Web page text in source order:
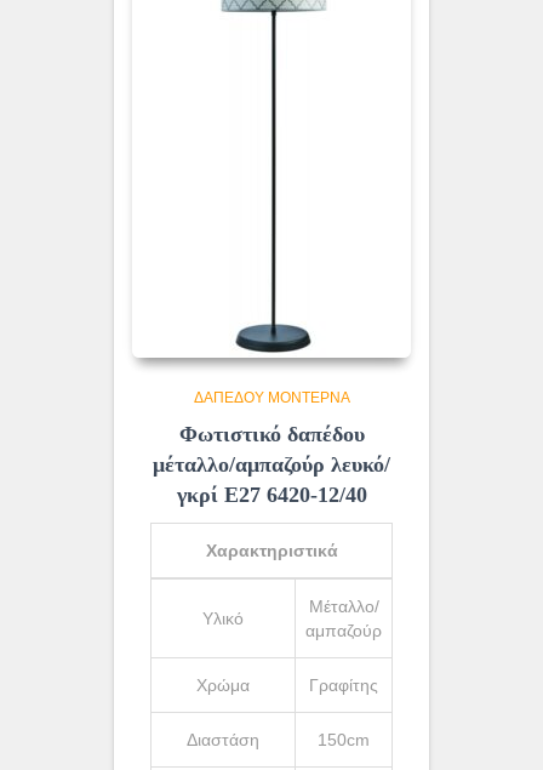
ΔΑΠΈΔΟΥ ΜΟΝΤΈΡΝΑ
Φωτιστικό δαπέδου
μέταλλο/αμπαζούρ λευκό/
γκρί Ε27 6420-12/40
Χαρακτηριστικά
Υλικό
Μέταλλο/
αμπαζούρ
Χρώμα Γραφίτης
Διαστάση 150cm